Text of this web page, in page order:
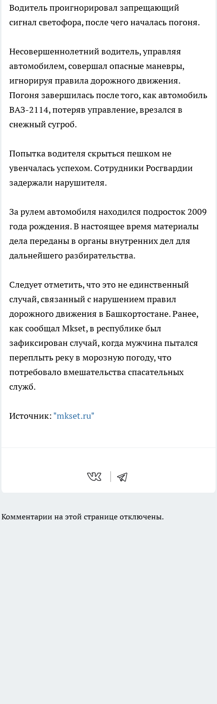
Водитель проигнорировал запрещающий
сигнал светофора, после чего началась погоня.
Несовершеннолетний водитель, управляя
автомобилем, совершал опасные маневры,
игнорируя правила дорожного движения.
Погоня завершилась после того, как автомобиль
ВАЗ-2114, потеряв управление, врезался в
снежный сугроб.
Попытка водителя скрыться пешком не
увенчалась успехом. Сотрудники Росгвардии
задержали нарушителя.
За рулем автомобиля находился подросток 2009
года рождения. В настоящее время материалы
дела переданы в органы внутренних дел для
дальнейшего разбирательства.
Следует отметить, что это не единственный
случай, связанный с нарушением правил
дорожного движения в Башкортостане. Ранее,
как сообщал Mkset, в республике был
зафиксирован случай, когда мужчина пытался
переплыть реку в морозную погоду, что
потребовало вмешательства спасательных
служб.
Источник: "mkset.ru"
Комментарии на этой странице отключены.